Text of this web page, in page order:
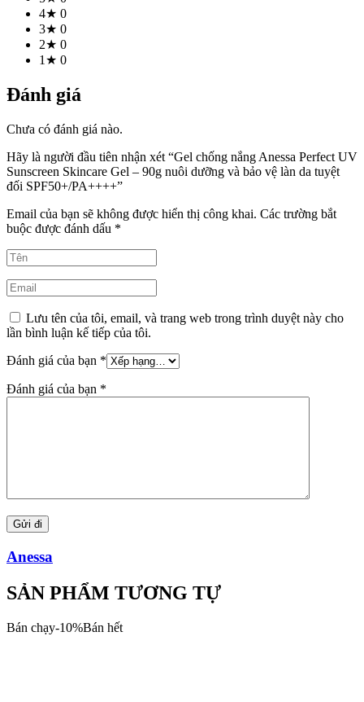
4★ 0
3★ 0
2★ 0
1★ 0
Đánh giá
Chưa có đánh giá nào.
Hãy là người đầu tiên nhận xét “Gel chống nắng Anessa Perfect UV
Sunscreen Skincare Gel – 90g nuôi dưỡng và bảo vệ làn da tuyệt
đối SPF50+/PA++++”
Email của bạn sẽ không được hiển thị công khai. Các trường bắt
buộc được đánh dấu *
Lưu tên của tôi, email, và trang web trong trình duyệt này cho
lần bình luận kế tiếp của tôi.
Đánh giá của bạn *
Đánh giá của bạn *
Anessa
SẢN PHẨM TƯƠNG TỰ
Bán chạy-10%Bán hết